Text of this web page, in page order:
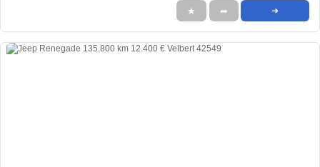
★ ➦ ➜